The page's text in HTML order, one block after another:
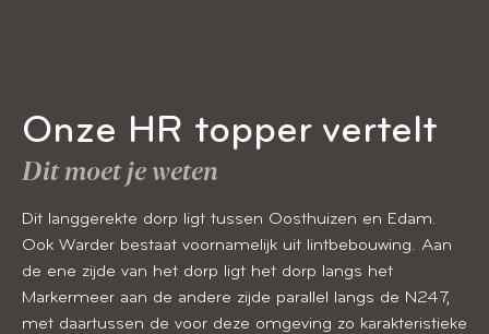
Onze HR topper vertelt
Dit moet je weten
Dit langgerekte dorp ligt tussen Oosthuizen en Edam.
Ook Warder bestaat voornamelijk uit lintbebouwing. Aan
de ene zijde van het dorp ligt het dorp langs het
Markermeer aan de andere zijde parallel langs de N247,
met daartussen de voor deze omgeving zo karakteristieke